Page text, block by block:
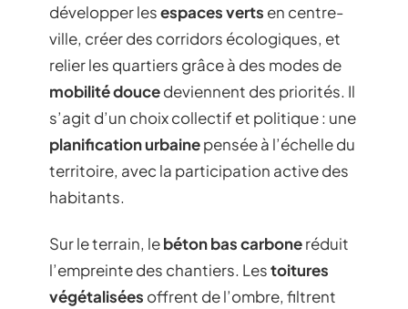
développer lesespaces verts en centre-
ville, créer des corridors écologiques, et
relier les quartiers grâce à des modes de
mobilité doucedeviennent des priorités. Il
s’agit d’un choix collectif et politique : une
planification urbainepensée à l’échelle du
territoire, avec la participation active des
habitants.
Sur le terrain, lebéton bas carboneréduit
l’empreinte des chantiers. Lestoitures
végétalisées offrent de l’ombre, filtrent